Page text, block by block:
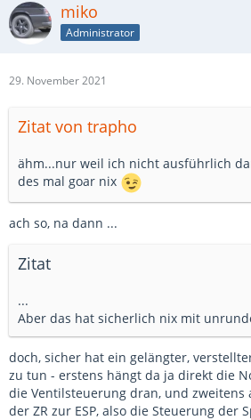
miko
Administrator
29. November 2021
Zitat von trapho
ähm...nur weil ich nicht ausführlich
des mal goar nix
ach so, na dann ...
Zitat
...
Aber das hat sicherlich nix mit
doch, sicher hat ein gelängter,
zu tun - erstens hängt da ja direkt die
die Ventilsteuerung dran, und zweitens
der ZR zur ESP, also die Steuerung der